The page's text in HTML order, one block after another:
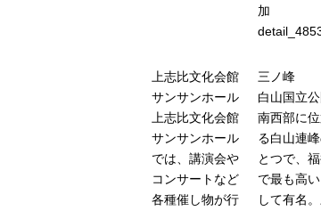
加
上志比文化会館
サンサンホール
上志比文化会館
サンサンホール
では、講演会や
コンサートなど
各種催し物が行
三ノ峰
白山国立
南西部に
る白山連
とつで、
で最も高
して有名